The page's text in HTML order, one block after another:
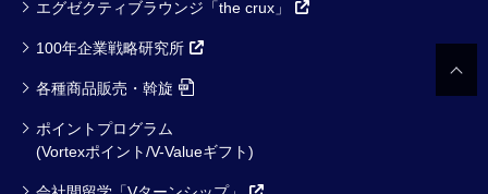
エグゼクティブラウンジ「the crux」
100年企業戦略研究所
各種商品販売・斡旋
ポイントプログラム
(Vortexポイント/V-Valueギフト)